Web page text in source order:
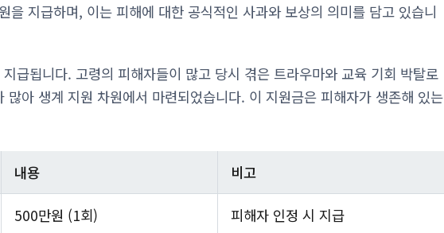
을 지급하며, 이는 피해에 대한 공식적인 사과와 보상의 의미를 담고 있습니
급됩니다. 고령의 피해자들이 많고 당시 겪은 트라우마와 교육 기회 박탈로
많아 생계 지원 차원에서 마련되었습니다. 이 지원금은 피해자가 생존해 있는
내용 비고
500만원 (1회) 피해자 인정 시 지급